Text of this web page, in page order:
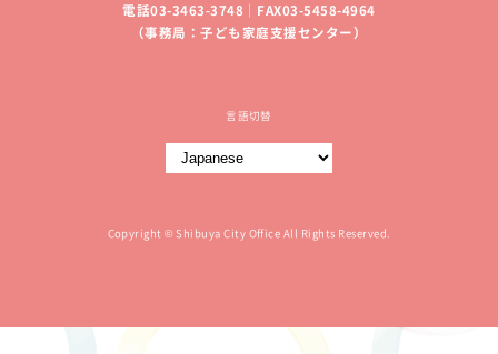
電話03-3463-3748｜FAX03-5458-4964
（事務局：子ども家庭支援センター）
言語切替
Copyright © Shibuya City Office All Rights Reserved.